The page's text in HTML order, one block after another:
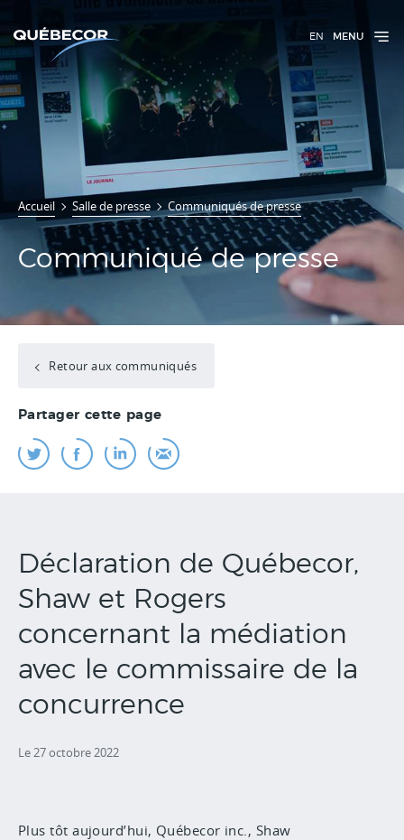
EN MENU
Accueil Salle de presse Communiqués de presse
Communiqué de presse
Retour aux communiqués
Partager cette page
Déclaration de Québecor,
Shaw et Rogers
concernant la médiation
avec le commissaire de la
concurrence
Le 27 octobre 2022
Plus tôt aujourd’hui, Québecor inc., Shaw